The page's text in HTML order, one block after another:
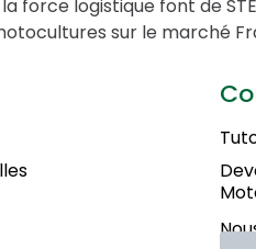
force logistique font de
sur le marché